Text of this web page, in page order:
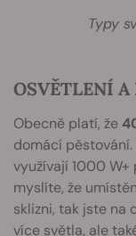
Typy
OSVĚTLENÍ A
Obecně platí, že
domácí
využívají 1000 W+
myslíte, že
sklizni, tak jste na
více světla, ale